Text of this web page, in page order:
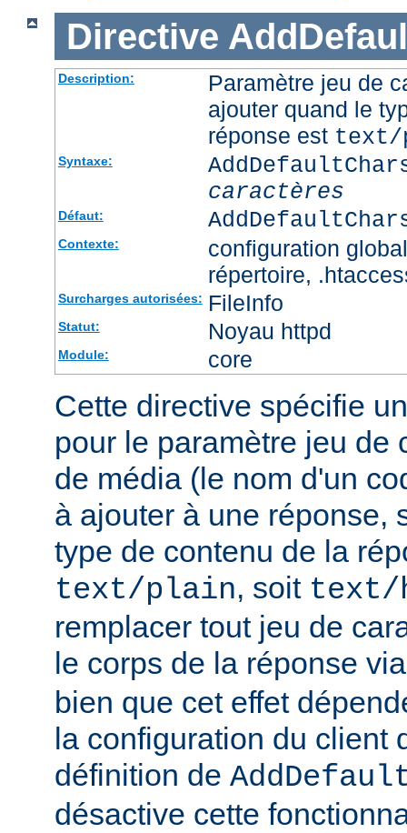
Directive
Description:
Paramètre jeu de
ajouter quand le
réponse est text/
Syntaxe:
caractères
Défaut:
Contexte:
configuration
répertoire,
Surcharges autorisées: FileInfo
Statut: Noyau httpd
Module: core
Cette directive spécifie
pour le paramètre jeu de
de média (le nom d'un
à ajouter à une réponse,
type de contenu de la
text/plain, soit text/
remplacer tout jeu de
le corps de la réponse
bien que cet effet
la configuration du client
définition de
désactive cette